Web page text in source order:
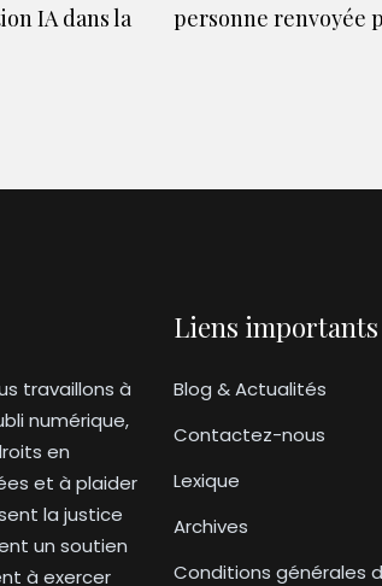
IA dans la
personne renvoyée
travaillons à
numérique,
en
et à plaider
la justice
un soutien
à exercer
Liens importants
Blog & Actualités
Contactez-nous
Lexique
Archives
Conditions générales